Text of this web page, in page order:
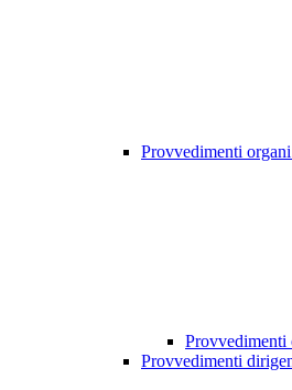
Provvedimenti
Provvedimenti